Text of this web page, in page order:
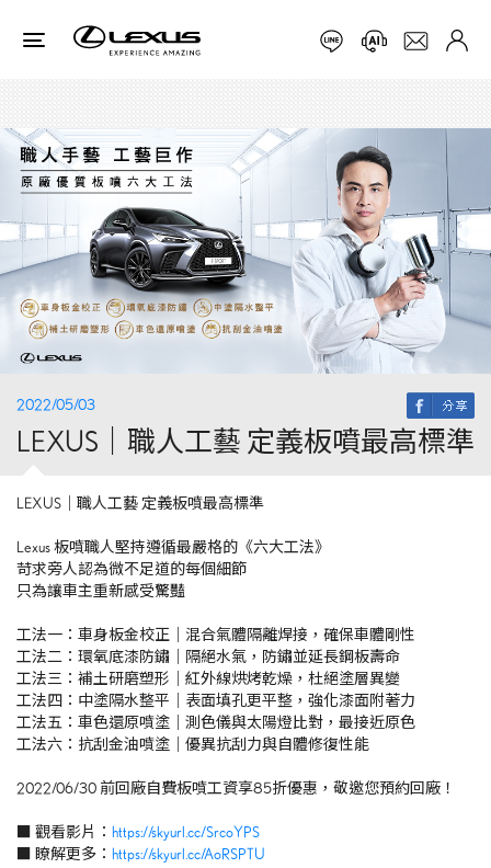
2022/05/03
LEXUS｜職人工藝 定義板噴最高標準
LEXUS｜職人工藝 定義板噴最高標準
Lexus 板噴職人堅持遵循最嚴格的《六大工法》
苛求旁人認為微不足道的每個細節
只為讓車主重新感受驚豔
工法一：車身板金校正｜混合氣體隔離焊接，確保車體剛性
工法二：環氧底漆防鏽｜隔絕水氣，防鏽並延長鋼板壽命
工法三：補土研磨塑形｜紅外線烘烤乾燥，杜絕塗層異變
工法四：中塗隔水整平｜表面填孔更平整，強化漆面附著力
工法五：車色還原噴塗｜測色儀與太陽燈比對，最接近原色
工法六：抗刮金油噴塗｜優異抗刮力與自體修復性能
2022/06/30 前回廠自費板噴工資享85折優惠，敬邀您預約回廠！
■ 觀看影片： https://skyurl.cc/SrcoYPS
■ 瞭解更多： https://skyurl.cc/AoRSPTU